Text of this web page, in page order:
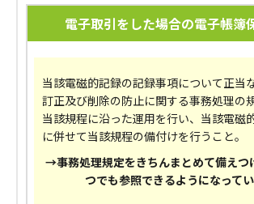
電子取引をした場合の電子帳簿
当該電磁的記録の記録事項について正当
訂正及び削除の防止に関する事務処理の
当該規程に沿った運用を行い、当該電磁
に併せて当該規程の備付けを行うこと。
→事務処理規定をきちんまとめて備えつ
つでも参照できるようになってい